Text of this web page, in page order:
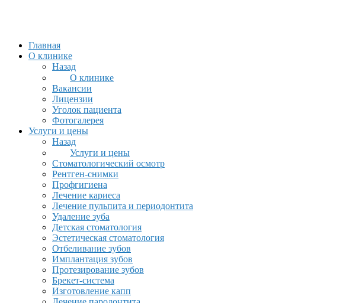
Главная
О клинике
Назад
О клинике
Вакансии
Лицензии
Уголок пациента
Фотогалерея
Услуги и цены
Назад
Услуги и цены
Стоматологический осмотр
Рентген-снимки
Профгигиена
Лечение кариеса
Лечение пульпита и периодонтита
Удаление зуба
Детская стоматология
Эстетическая стоматология
Отбеливание зубов
Имплантация зубов
Протезирование зубов
Брекет-система
Изготовление капп